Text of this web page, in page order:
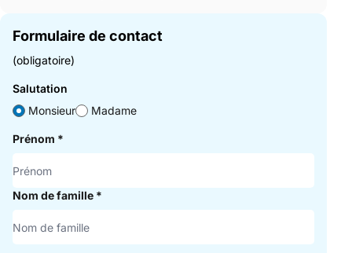
Formulaire de contact
(obligatoire)
Salutation
Monsieur
Madame
Prénom *
Nom de famille *